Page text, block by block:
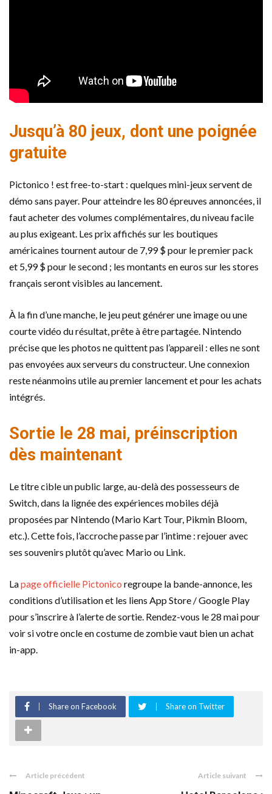
Jusqu’à 80 jeux, dont une poignée
gratuite
Pictonico ! est free-to-start : quelques mini-jeux servent de
démo sans payer. Pour atteindre les 80 épreuves annoncées, il
faut acheter des volumes complémentaires, du niveau facile
au plus exigeant. Les prix affichés sur les boutiques
américaines tournent autour de 7,99 $ pour le premier pack
et 5,99 $ pour le second ; les montants en euros sur les stores
français seront visibles au lancement.
À la fin d’une manche, le jeu peut générer une image ou une
courte vidéo du résultat, prête à être partagée. Nintendo
précise que les photos ne quittent pas l’appareil : elles ne sont
pas envoyées aux serveurs du constructeur. Une connexion
reste néanmoins utile au premier lancement et pour les achats
intégrés.
Sortie le 28 mai, préinscription
dès maintenant
Le titre cible un public large, au-delà des possesseurs de
Switch, dans la lignée des expériences mobiles déjà
proposées par Nintendo (Mario Kart Tour, Pikmin Bloom,
etc.). Cette fois, l’accroche passe par l’intime : rejouer avec
ses souvenirs plutôt qu’avec Mario ou Link.
Lapage officielle Pictonico regroupe la bande-annonce, les
conditions d’utilisation et les liens App Store / Google Play
pour s’inscrire à l’alerte de sortie. Rendez-vous le 28 mai pour
voir si votre oncle en costume de zombie vaut bien un achat
in-app.
Share on Facebook Share on Twitter
Article précédent Article suivant